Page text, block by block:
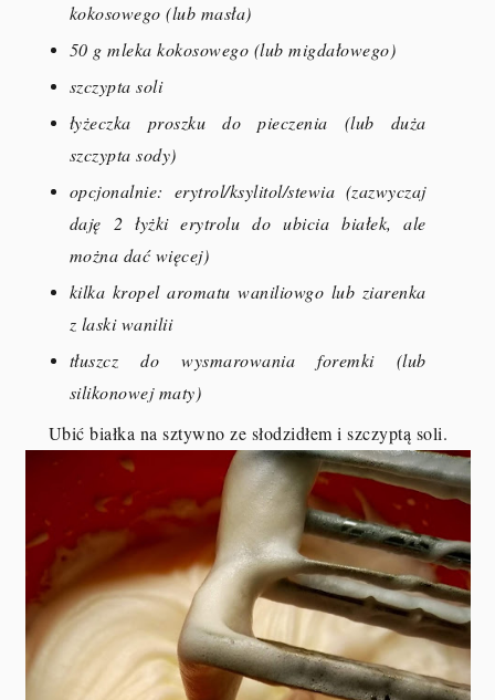
kokosowego (lub masła)
50 g mleka kokosowego (lub migdałowego)
szczypta soli
łyżeczka proszku do pieczenia (lub duża
szczypta sody)
opcjonalnie: erytrol/ksylitol/stewia (zazwyczaj
daję 2 łyżki erytrolu do ubicia białek, ale
można dać więcej)
kilka kropel aromatu waniliowgo lub ziarenka
z laski wanilii
tłuszcz do wysmarowania foremki (lub
silikonowej maty)
Ubić białka na sztywno ze słodzidłem i szczyptą soli.